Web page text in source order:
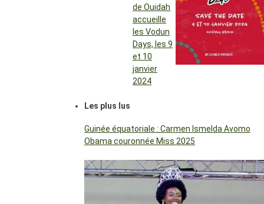
de Ouidah
accueille
les Vodun
Days, les 9
et 10
janvier
2024
Les plus lus
Guinée équatoriale : Carmen Ismelda Avomo
Obama couronnée Miss 2025